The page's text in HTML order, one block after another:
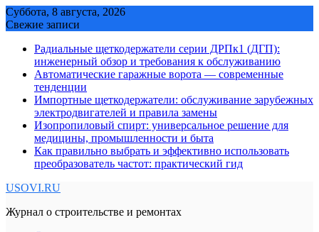
Skip
to
Суббота, 8 августа, 2026
Свежие записи
Радиальные щеткодержатели серии ДРПк1 (ДГП):
инженерный обзор и требования к обслуживанию
Автоматические гаражные ворота — современные
тенденции
Импортные щеткодержатели: обслуживание зарубежных
электродвигателей и правила замены
Изопропиловый спирт: универсальное решение для
медицины, промышленности и быта
Как правильно выбрать и эффективно использовать
преобразователь частот: практический гид
USOVI.RU
Журнал о строительстве и ремонтах